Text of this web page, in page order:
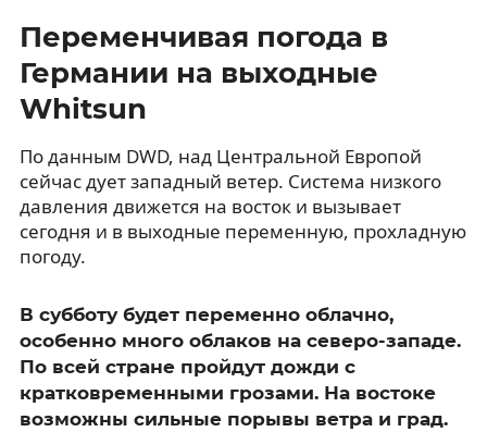
Переменчивая погода в
Германии на выходные
Whitsun
По данным DWD, над Центральной Европой
сейчас дует западный ветер. Система низкого
давления движется на восток и вызывает
сегодня и в выходные переменную, прохладную
погоду.
В субботу будет переменно облачно,
особенно много облаков на северо-западе.
По всей стране пройдут дожди с
кратковременными грозами. На востоке
возможны сильные порывы ветра и град.